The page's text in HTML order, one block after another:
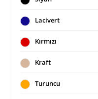
Lacivert
Kırmızı
Kraft
Turuncu